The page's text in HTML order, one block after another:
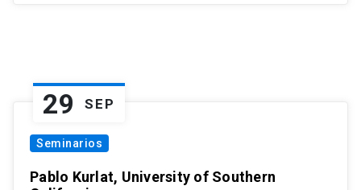
29 SEP
Seminarios
Pablo Kurlat, University of Southern